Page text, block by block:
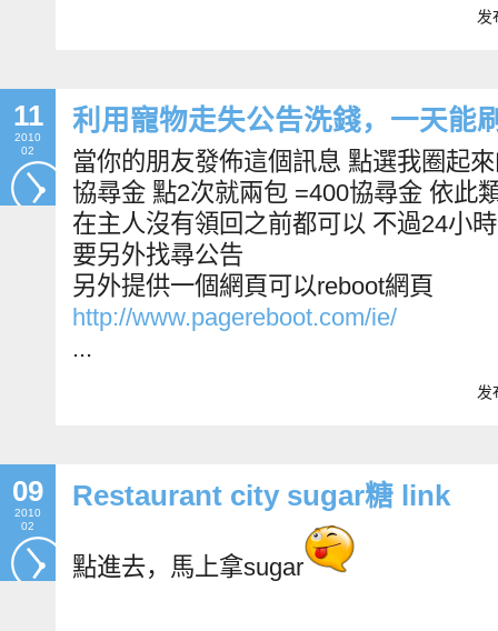
发
11
2010
02
利用寵物走失公告洗錢，一天能
當你的朋友發佈這個訊息 點選我圈起
協尋金 點2次就兩包 =400協尋金 依此
在主人沒有領回之前都可以 不過24小
要另外找尋公告
另外提供一個網頁可以reboot網頁
http://www.pagereboot.com/ie/
...
发
09
2010
02
Restaurant city sugar糖 link
點進去，馬上拿sugar